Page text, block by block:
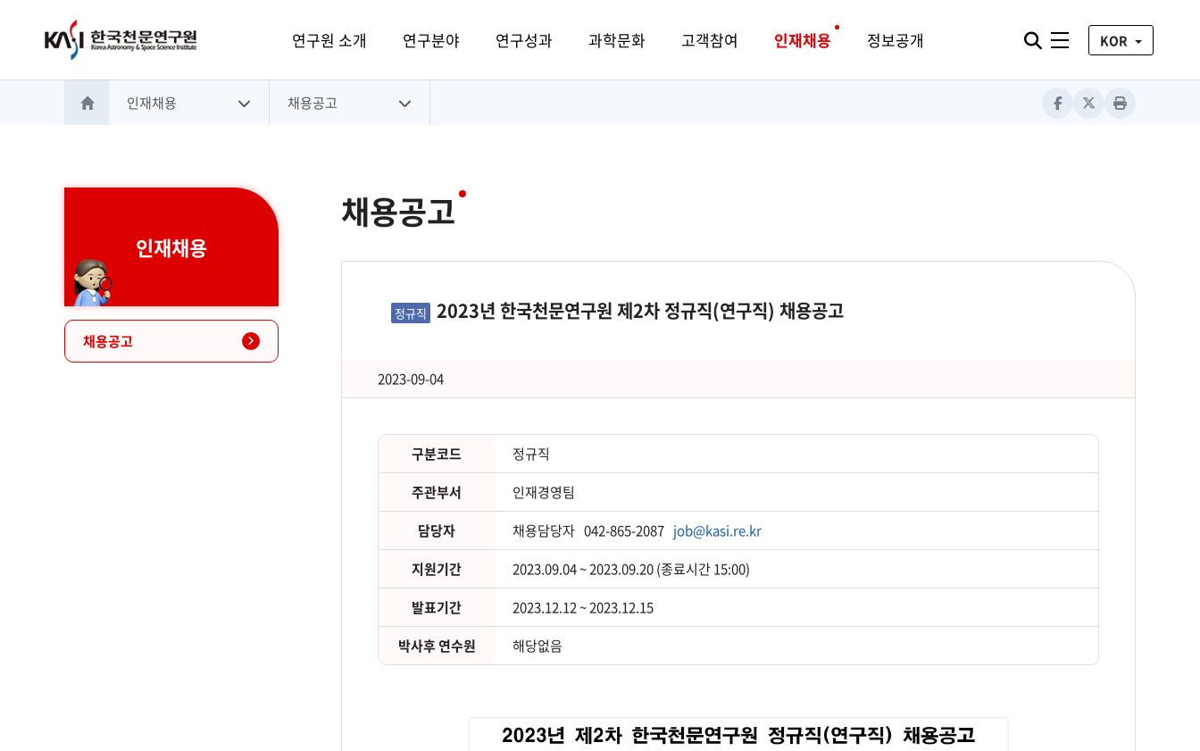
주메뉴연구원 소개 연구분야 연구성과 과학문화 고객참여 인재채용 정보공개 통합검색 열기
전체메뉴KOR
홈으로 이동
인재채용 채용공고 Facebook
X Print
인재채용
채용공고
채용공고
정규직 2023년 한국천문연구원 제2차 정규직(연구직) 채용공고
2023-09-04
구분코드
정규직
주관부서
인재경영팀
담당자
채용담당자 042-865-2087 job@kasi.re.kr
지원기간
2023.09.04 ~ 2023.09.20 (종료시간 15:00)
발표기간
2023.12.12 ~ 2023.12.15
박사후 연수원
해당없음